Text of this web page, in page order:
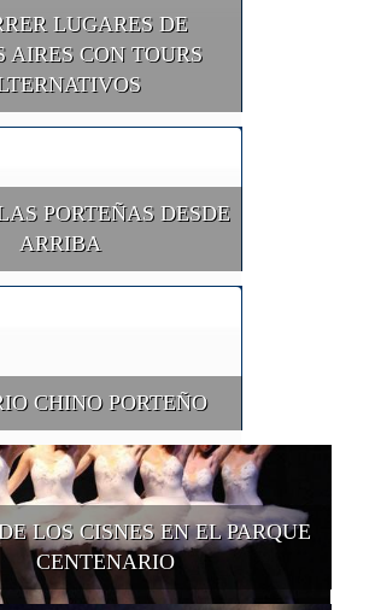
LUGARES DE
AIRES CON TOURS
PORTEÑAS DESDE
ARRIBA
CHINO PORTEÑO
LOS CISNES EN EL PARQUE
CENTENARIO